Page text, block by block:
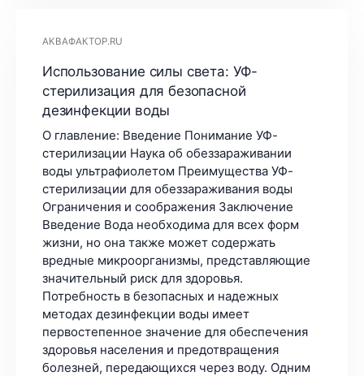
АКВАФАКТОР.RU
Использование силы света: УФ-
стерилизация для безопасной
дезинфекции воды
О главление: Введение Понимание УФ-
стерилизации Наука об обеззараживании
воды ультрафиолетом Преимущества УФ-
стерилизации для обеззараживания воды
Ограничения и соображения Заключение
Введение Вода необходима для всех форм
жизни, но она также может содержать
вредные микроорганизмы, представляющие
значительный риск для здоровья.
Потребность в безопасных и надежных
методах дезинфекции воды имеет
первостепенное значение для обеспечения
здоровья населения и предотвращения
болезней, передающихся через воду. Одним